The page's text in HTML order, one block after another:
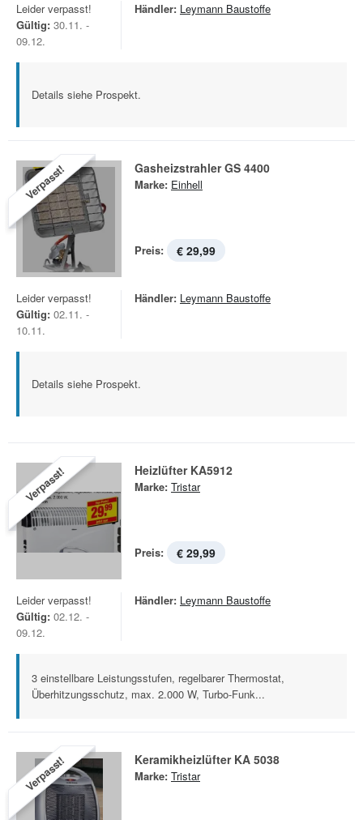
Leider verpasst!
Gültig: 30.11. -
09.12.
Händler: Leymann Baustoffe
Details siehe Prospekt.
Verpasst! Gasheizstrahler GS 4400
Marke: Einhell
Preis: € 29,99
Leider verpasst!
Gültig: 02.11. -
10.11.
Händler: Leymann Baustoffe
Details siehe Prospekt.
Verpasst! Heizlüfter KA5912
Marke: Tristar
Preis: € 29,99
Leider verpasst!
Gültig: 02.12. -
09.12.
Händler: Leymann Baustoffe
3 einstellbare Leistungsstufen, regelbarer Thermostat,
Überhitzungsschutz, max. 2.000 W, Turbo-Funk...
Verpasst! Keramikheizlüfter KA 5038
Marke: Tristar